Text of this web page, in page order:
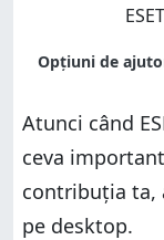
Atunci când
ceva
contribuția ta,
pe desktop.